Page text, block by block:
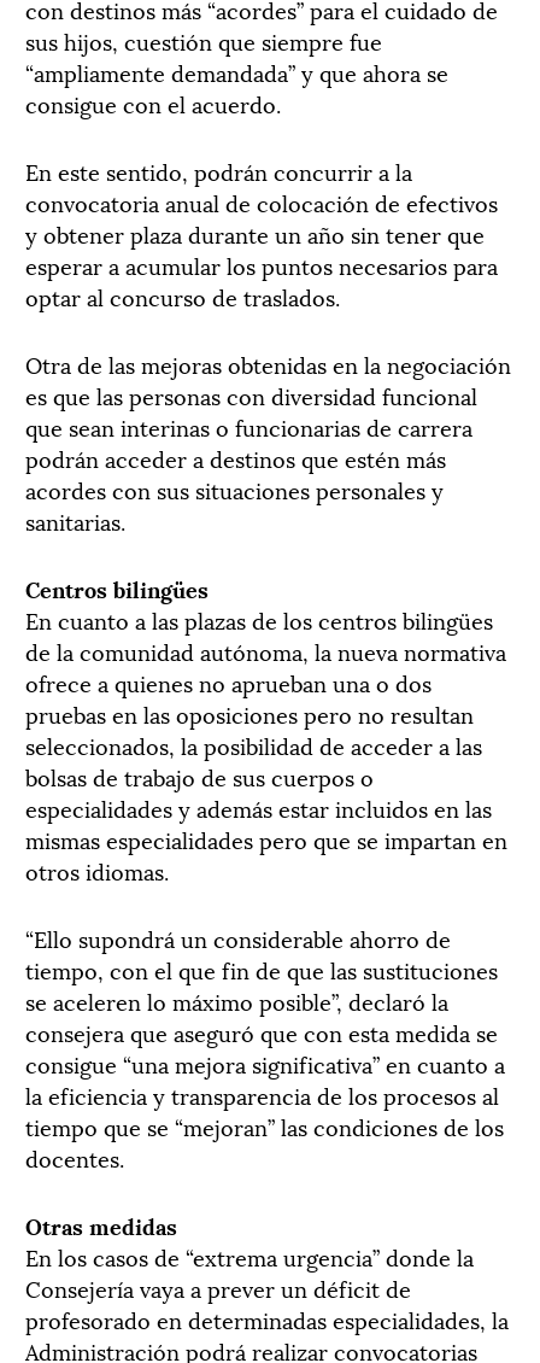
con destinos más “acordes” para el cuidado de
sus hijos, cuestión que siempre fue
“ampliamente demandada” y que ahora se
consigue con el acuerdo.
En este sentido, podrán concurrir a la
convocatoria anual de colocación de efectivos
y obtener plaza durante un año sin tener que
esperar a acumular los puntos necesarios para
optar al concurso de traslados.
Otra de las mejoras obtenidas en la negociación
es que las personas con diversidad funcional
que sean interinas o funcionarias de carrera
podrán acceder a destinos que estén más
acordes con sus situaciones personales y
sanitarias.
Centros bilingües
En cuanto a las plazas de los centros bilingües
de la comunidad autónoma, la nueva normativa
ofrece a quienes no aprueban una o dos
pruebas en las oposiciones pero no resultan
seleccionados, la posibilidad de acceder a las
bolsas de trabajo de sus cuerpos o
especialidades y además estar incluidos en las
mismas especialidades pero que se impartan en
otros idiomas.
“Ello supondrá un considerable ahorro de
tiempo, con el que fin de que las sustituciones
se aceleren lo máximo posible”, declaró la
consejera que aseguró que con esta medida se
consigue “una mejora significativa” en cuanto a
la eficiencia y transparencia de los procesos al
tiempo que se “mejoran” las condiciones de los
docentes.
Otras medidas
En los casos de “extrema urgencia” donde la
Consejería vaya a prever un déficit de
profesorado en determinadas especialidades, la
Administración podrá realizar convocatorias